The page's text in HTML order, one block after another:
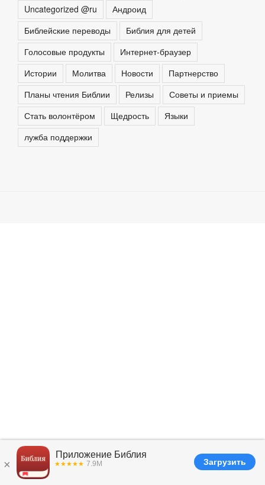
Uncategorized @ru
Андроид
Библейские переводы
Библия для детей
Голосовые продукты
Интернет-браузер
Истории
Молитва Новости
Партнерство
Планы чтения Библии
Релизы
Советы и приемы
Стать волонтёром
Щедрость
Языки
лужба поддержки